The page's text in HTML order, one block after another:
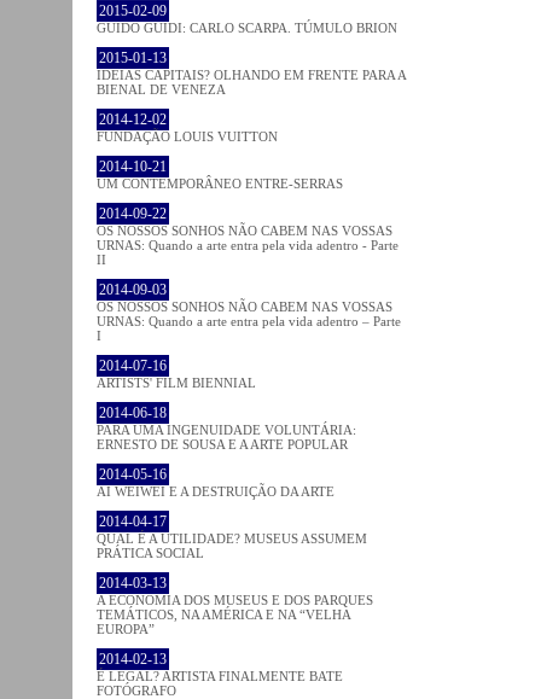
2015-02-09
GUIDO GUIDI: CARLO SCARPA. TÚMULO BRION
2015-01-13
IDEIAS CAPITAIS? OLHANDO EM FRENTE PARA A
BIENAL DE VENEZA
2014-12-02
FUNDAÇÃO LOUIS VUITTON
2014-10-21
UM CONTEMPORÂNEO ENTRE-SERRAS
2014-09-22
OS NOSSOS SONHOS NÃO CABEM NAS VOSSAS
URNAS: Quando a arte entra pela vida adentro - Parte
II
2014-09-03
OS NOSSOS SONHOS NÃO CABEM NAS VOSSAS
URNAS: Quando a arte entra pela vida adentro – Parte
I
2014-07-16
ARTISTS' FILM BIENNIAL
2014-06-18
PARA UMA INGENUIDADE VOLUNTÁRIA:
ERNESTO DE SOUSA E A ARTE POPULAR
2014-05-16
AI WEIWEI E A DESTRUIÇÃO DA ARTE
2014-04-17
QUAL É A UTILIDADE? MUSEUS ASSUMEM
PRÁTICA SOCIAL
2014-03-13
A ECONOMIA DOS MUSEUS E DOS PARQUES
TEMÁTICOS, NA AMÉRICA E NA “VELHA
EUROPA”
2014-02-13
É LEGAL? ARTISTA FINALMENTE BATE
FOTÓGRAFO